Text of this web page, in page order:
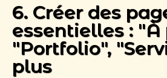
6. Créer des
essentielles : "À
"Portfolio",
plus